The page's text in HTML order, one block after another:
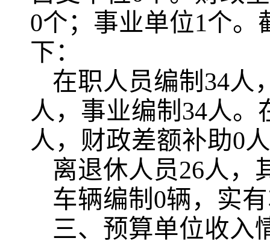
0个；事业单位1个。
下：
在职人员编制34人
人，事业编制34人
人，财政差额补助0
离退休人员26人，
车辆编制0辆，实
三、预算单位收入